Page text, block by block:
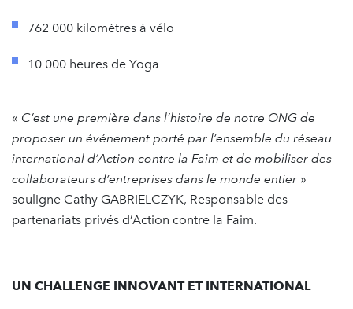
762 000 kilomètres à vélo
10 000 heures de Yoga
« C’est une première dans l’histoire de notre ONG de
proposer un événement porté par l’ensemble du réseau
international d’Action contre la Faim et de mobiliser des
collaborateurs d’entreprises dans le monde entier »
souligne Cathy GABRIELCZYK, Responsable des
partenariats privés d’Action contre la Faim.
UN CHALLENGE INNOVANT ETINTERNATIONAL